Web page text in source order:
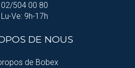
02/504 00 80
Lu-Ve: 9h-17h
DE NOUS
de Bobex